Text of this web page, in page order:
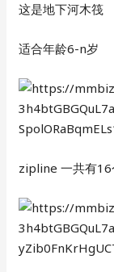
这是地下河木筏
适合年龄6-n岁
zipline 一共有16